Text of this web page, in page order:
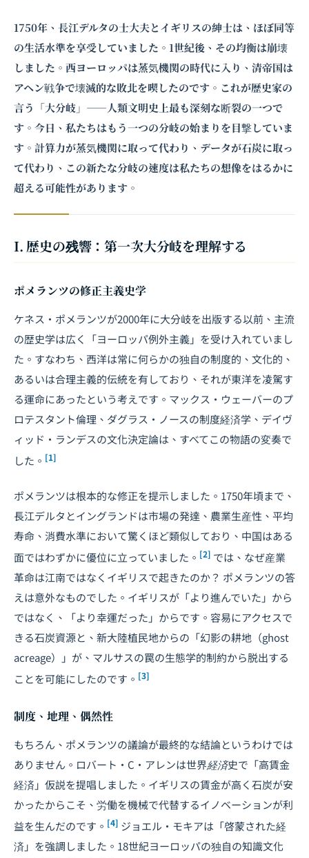
1750年、長江デルタの士大夫とイギリスの紳士は、ほぼ同等
の生活水準を享受していました。1世紀後、その均衡は崩壊
しました。西ヨーロッパは蒸気機関の時代に入り、清帝国は
アヘン戦争で壊滅的な敗北を喫したのです。これが歴史家の
言う「大分岐」――人類文明史上最も深刻な断裂の一つで
す。今日、私たちはもう一つの分岐の始まりを目撃していま
す。計算力が蒸気機関に取って代わり、データが石炭に取っ
て代わり、この新たな分岐の速度は私たちの想像をはるかに
超える可能性があります。
I. 歴史の残響：第一次大分岐を理解する
ポメランツの修正主義史学
ケネス・ポメランツが2000年に大分岐を出版する以前、主流
の歴史学は広く「ヨーロッパ例外主義」を受け入れていまし
た。すなわち、西洋は常に何らかの独自の制度的、文化的、
あるいは合理主義的伝統を有しており、それが東洋を凌駕す
る運命にあったという考えです。マックス・ウェーバーのプ
ロテスタント倫理、ダグラス・ノースの制度経済学、デイヴ
ィッド・ランデスの文化決定論は、すべてこの物語の変奏で
した。 [1]
ポメランツは根本的な修正を提示しました。1750年頃まで、
長江デルタとイングランドは市場の発達、農業生産性、平均
寿命、消費水準において驚くほど類似しており、中国はある
面ではわずかに優位に立っていました。 [2] では、なぜ産業
革命は江南ではなくイギリスで起きたのか？ ポメランツの答
えは意外なものでした。イギリスが「より進んでいた」から
ではなく、「より幸運だった」からです。容易にアクセスで
きる石炭資源と、新大陸植民地からの「幻影の耕地（ghost
acreage）」が、マルサスの罠の生態学的制約から脱出する
ことを可能にしたのです。 [3]
制度、地理、偶然性
もちろん、ポメランツの議論が最終的な結論というわけでは
ありません。ロバート・C・アレンは世界経済史で「高賃金
経済」仮説を提唱しました。イギリスの賃金が高く石炭が安
かったからこそ、労働を機械で代替するイノベーションが利
益を生んだのです。 [4] ジョエル・モキアは「啓蒙された経
済」を強調しました。18世紀ヨーロッパの独自の知識文化